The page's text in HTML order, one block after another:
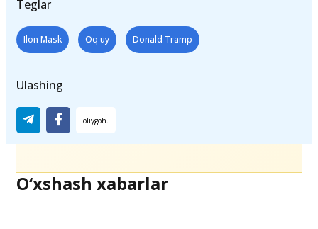
Teglar
Ilon Mask Oq uy Donald Tramp
Ulashing
O‘xshash xabarlar